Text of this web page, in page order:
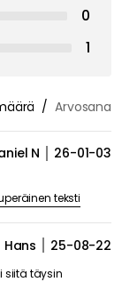
0
1
Arvosana
N 26-01-03
teksti
Hans 25-08-22
siitä täysin